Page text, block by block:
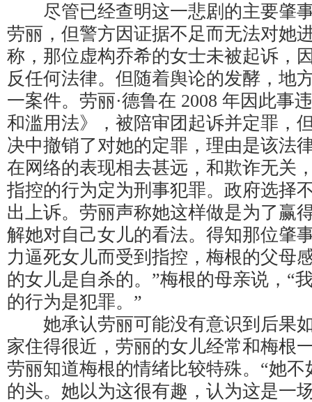
尽管已经查明这一悲剧的主要肇
劳丽，但警方因证据不足而无法对她
称，那位虚构乔希的女士未被起诉，
反任何法律。但随着舆论的发酵，地
一案件。劳丽·德鲁在 2008 年因此事
和滥用法》，被陪审团起诉并定罪，
决中撤销了对她的定罪，理由是该法
在网络的表现相去甚远，和欺诈无关
指控的行为定为刑事犯罪。政府选择
出上诉。劳丽声称她这样做是为了赢
解她对自己女儿的看法。得知那位肇
力逼死女儿而受到指控，梅根的父母
的女儿是自杀的。”梅根的母亲说，“
的行为是犯罪。”
她承认劳丽可能没有意识到后果
家住得很近，劳丽的女儿经常和梅根
劳丽知道梅根的情绪比较特殊。“她
的头。她以为这很有趣，认为这是一